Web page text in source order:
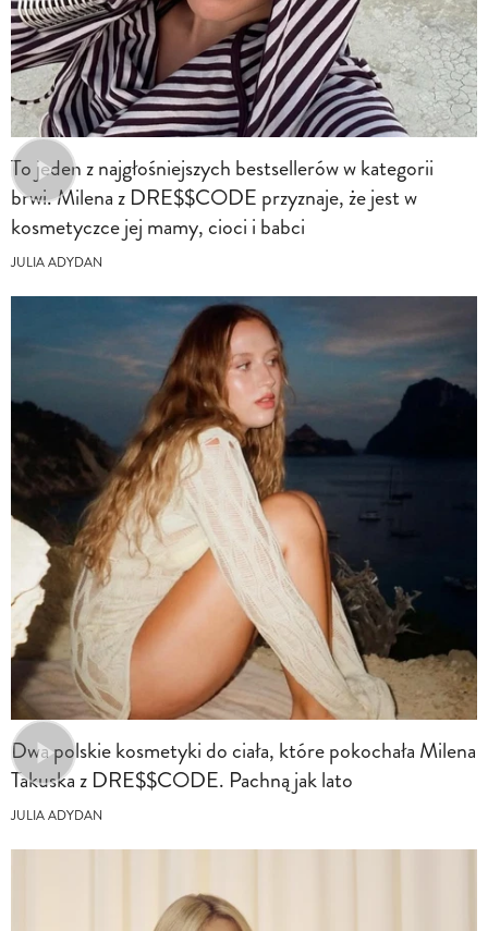
To jeden z najgłośniejszych bestsellerów w kategorii
brwi. Milena z DRE$$CODE przyznaje, że jest w
kosmetyczce jej mamy, cioci i babci
JULIA ADYDAN
Dwa polskie kosmetyki do ciała, które pokochała Milena
Takuska z DRE$$CODE. Pachną jak lato
JULIA ADYDAN